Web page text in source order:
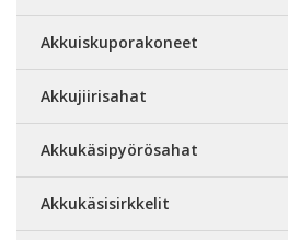
Akkuiskuporakoneet
Akkujiirisahat
Akkukäsipyörösahat
Akkukäsisirkkelit